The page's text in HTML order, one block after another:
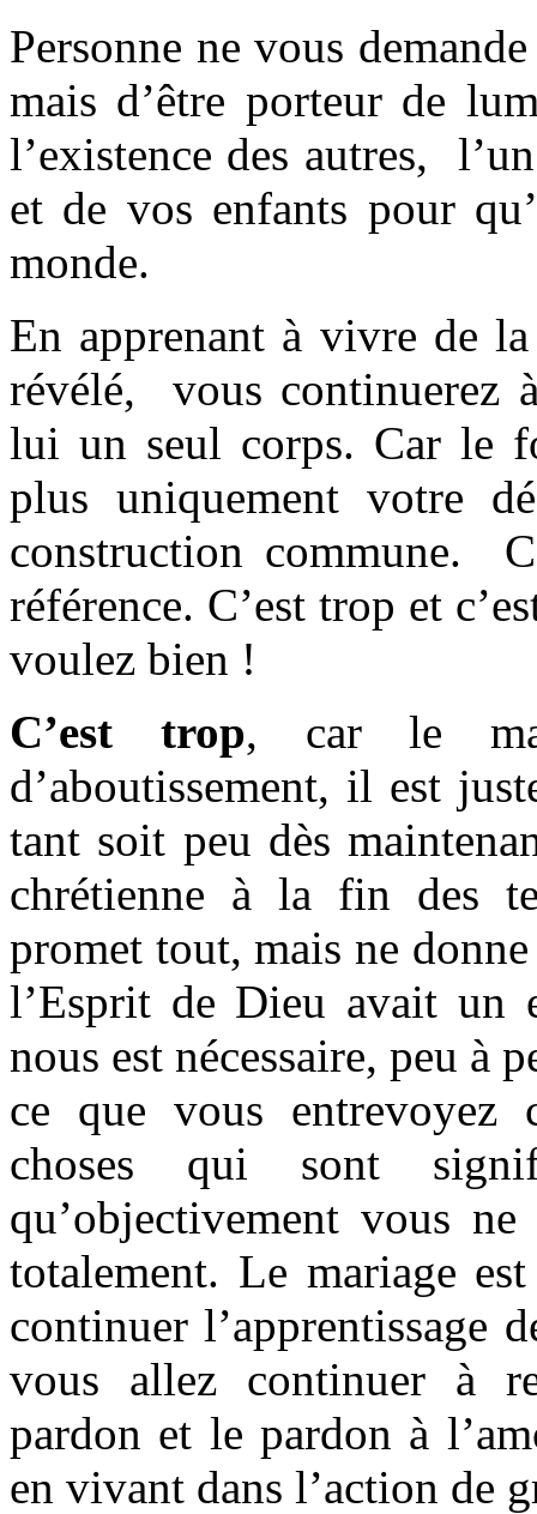
Personne ne vous
mais d’être porteur de
l’existence des autres,
et de vos enfants pour
monde.
En apprenant à vivre de
révélé, vous continuerez
lui un seul corps. Car le
plus uniquement votre
construction commune.
référence. C’est trop et
voulez bien !
C’est trop, car le
d’aboutissement, il est
tant soit peu dès
chrétienne à la fin des
promet tout, mais ne
l’Esprit de Dieu avait un
nous est nécessaire, peu à
ce que vous entrevoyez
choses qui sont
qu’objectivement vous
totalement. Le mariage
continuer
vous allez continuer à
pardon et le pardon à
en vivant dans l’action de